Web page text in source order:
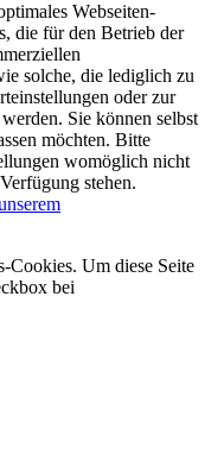
Webseiten-
die für den Betrieb der
solche, die lediglich zu
oder zur
Sie können selbst
möchten. Bitte
womöglich nicht
stehen.
Cookies. Um diese Seite
bei